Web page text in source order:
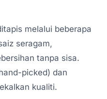
melalui beberapa
seragam,
tanpa sisa.
picked) dan
kualiti.